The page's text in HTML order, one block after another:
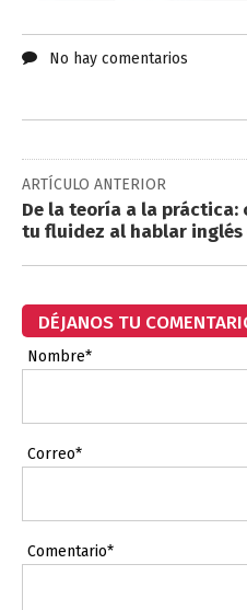
No hay comentarios
ARTÍCULO ANTERIOR
De la teoría a la práctica:
tu fluidez al hablar inglés
DÉJANOS TU
Nombre*
Correo*
Comentario*